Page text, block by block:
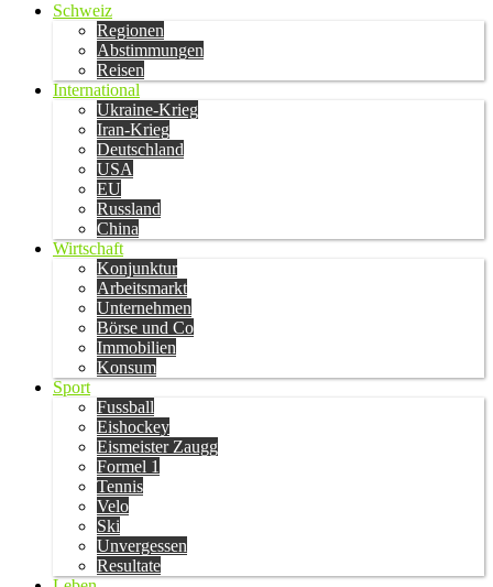
Schweiz
Regionen
Abstimmungen
Reisen
International
Ukraine-Krieg
Iran-Krieg
Deutschland
USA
EU
Russland
China
Wirtschaft
Konjunktur
Arbeitsmarkt
Unternehmen
Börse und Co
Immobilien
Konsum
Sport
Fussball
Eishockey
Eismeister Zaugg
Formel 1
Tennis
Velo
Ski
Unvergessen
Resultate